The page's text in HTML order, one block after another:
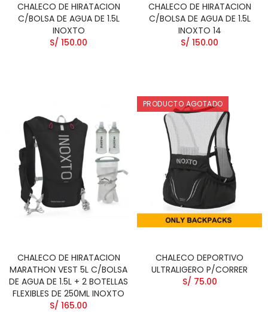
CHALECO DE HIRATACION
C/BOLSA DE AGUA DE 1.5L
INOXTO
S/ 150.00
CHALECO DE HIRATACION
C/BOLSA DE AGUA DE 1.5L
INOXTO 14
S/ 150.00
CHALECO DE HIRATACION
MARATHON VEST 5L C/BOLSA
DE AGUA DE 1.5L + 2 BOTELLAS
FLEXIBLES DE 250ML INOXTO
S/ 165.00
PRODUCTO AGOTADO
CHALECO DEPORTIVO
ULTRALIGERO P/CORRER
S/ 75.00